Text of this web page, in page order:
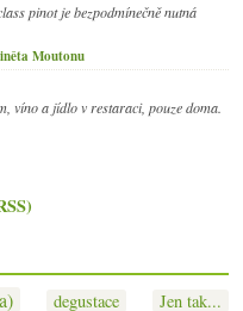
pinot je bezpodmínečně nutná
Moutonu
víno a jídlo v restaraci, pouze doma.
degustace Jen tak...